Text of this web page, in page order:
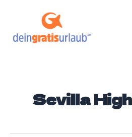
Sevilla